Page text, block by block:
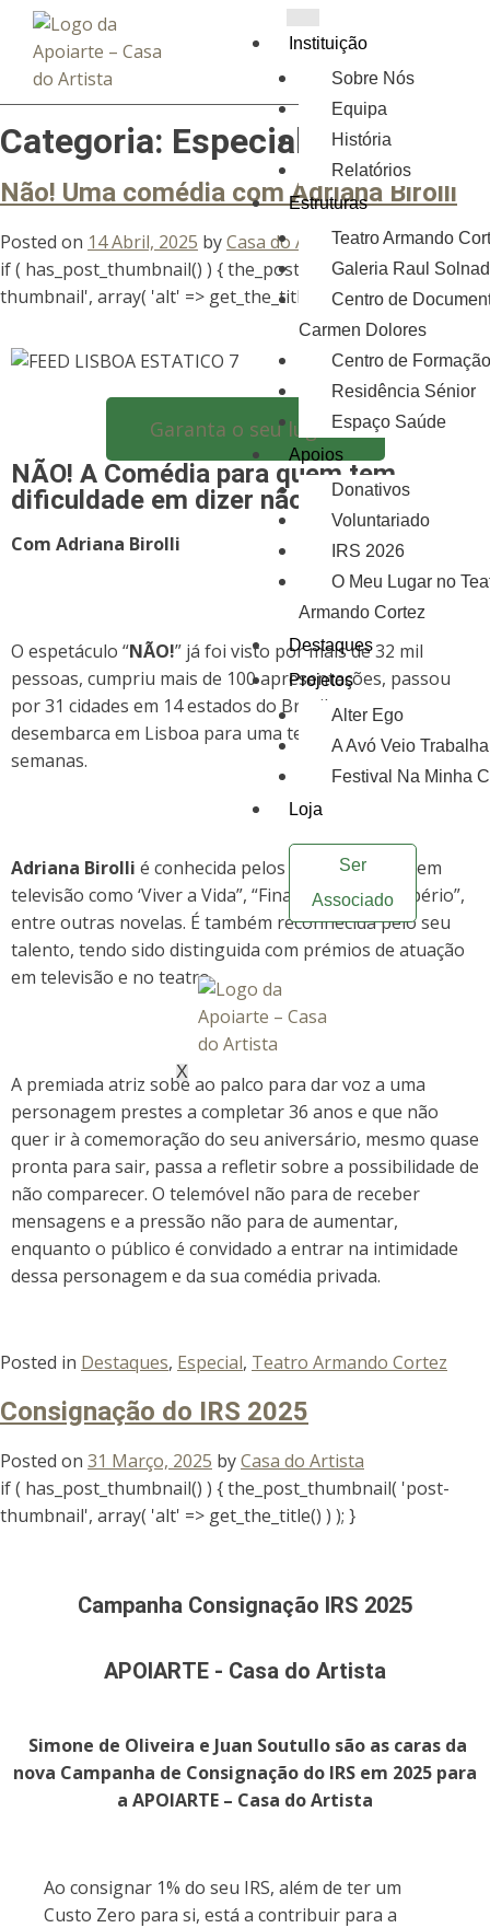
Instituição
Sobre Nós
Equipa
História
Relatórios
Estruturas
Teatro Armando
Galeria Raul
Centro de
Carmen Dolores
Centro de
Residência Sénior
Espaço Saúde
Apoios
Donativos
Voluntariado
IRS 2026
O Meu Lugar no
Armando Cortez
Destaques
Projetos
Alter Ego
A Avó Veio
Festival Na Minha
Loja
Ser
Associado
X
Categoria: Especial
Não! Uma comédia com Adriana Birolli
Posted on 14 Abril, 2025 byCasa do Artista
if ( has_post_thumbnail() ) { the_post_thumbnail( 'post-
thumbnail', array( 'alt' => get_the_title() ) ); }
Garanta o seu lugar!
NÃO! A Comédia para quem tem
dificuldade em dizer não
Com Adriana Birolli
O espetáculo “NÃO!” já foi visto por mais de 32 mil
pessoas, cumpriu mais de 100 apresentações, passou
por 31 cidades em 14 estados do Brasil, e agora
desembarca em Lisboa para uma temporada de 3
semanas.
Adriana Birolli é conhecida pelos seus trabalhos em
televisão como ‘Viver a Vida”, “Fina Estampa”, “Império”,
entre outras novelas. É também reconhecida pelo seu
talento, tendo sido distinguida com prémios de atuação
em televisão e no teatro.
A premiada atriz sobe ao palco para dar voz a uma
personagem prestes a completar 36 anos e que não
quer ir à comemoração do seu aniversário, mesmo quase
pronta para sair, passa a refletir sobre a possibilidade de
não comparecer. O telemóvel não para de receber
mensagens e a pressão não para de aumentar,
enquanto o público é convidado a entrar na intimidade
dessa personagem e da sua comédia privada.
Posted in Destaques, Especial, Teatro Armando Cortez
Consignação do IRS 2025
Posted on 31 Março, 2025 byCasa do Artista
if ( has_post_thumbnail() ) { the_post_thumbnail( 'post-
thumbnail', array( 'alt' => get_the_title() ) ); }
Campanha Consignação IRS 2025
APOIARTE - Casa do Artista
Simone de Oliveira e Juan Soutullo são as caras da
nova Campanha de Consignação do IRS em 2025 para
a APOIARTE – Casa do Artista
Ao consignar 1% do seu IRS, além de ter um
Custo Zero para si, está a contribuir para a